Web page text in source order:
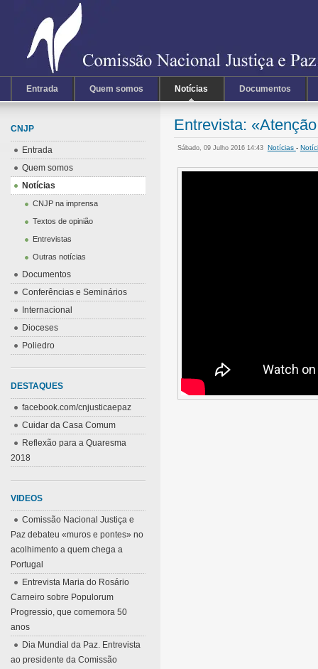
Entrada Quem somos Notícias Documentos
Entrevista:
Sábado, 09 Julho 2016 14:43 Notícias -
CNJP
Entrada
Quem somos
Notícias
CNJP na imprensa
Textos de opinião
Entrevistas
Outras notícias
Documentos
Conferências e Seminários
Internacional
Dioceses
Poliedro
DESTAQUES
facebook.com/cnjusticaepaz
Cuidar da Casa Comum
Reflexão para a Quaresma
2018
VIDEOS
Comissão Nacional Justiça e
Paz debateu «muros e pontes» no
acolhimento a quem chega a
Portugal
Entrevista Maria do Rosário
Carneiro sobre Populorum
Progressio, que comemora 50
anos
Dia Mundial da Paz. Entrevista
ao presidente da Comissão